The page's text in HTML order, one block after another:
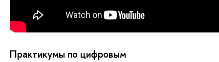
Практикумы по цифровым